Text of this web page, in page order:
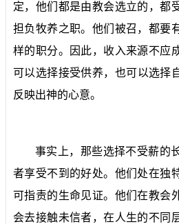
定，他们都是由教会选立的，都
担负牧养之职。他们被召，都要
样的职分。因此，收入来源不应
可以选择接受供养，也可以选
反映出神的心意。
事实上，那些选择不受薪的
者享受不到的好处。他们处在独
可指责的生命见证。他们在教会
会去接触未信者，在人生的不同